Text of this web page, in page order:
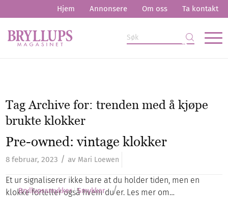
Hjem Annonsere Om oss Ta kontakt
Tag Archive for:trenden med å kjøpe
brukte klokker
Pre-owned: vintage klokker
8 februar, 2023 / av Mari Loewen
Et ur signaliserer ikke bare at du holder tiden, men en
klokke forteller også hvem du er. Les mer om…
Bryllupssmykker Smykker /